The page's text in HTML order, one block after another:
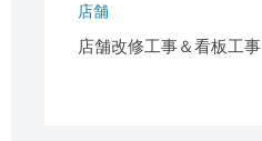
店舗
店舗改修工事＆看板工事